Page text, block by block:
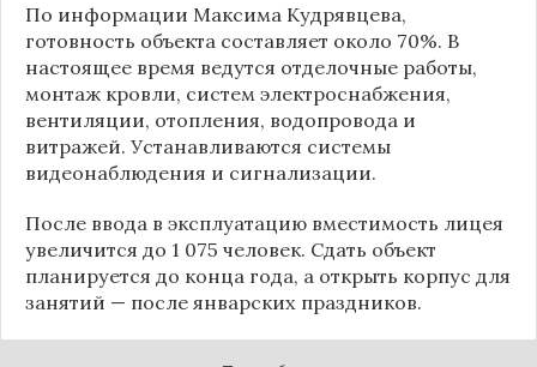
По информации Максима Кудрявцева,
готовность объекта составляет около 70%. В
настоящее время ведутся отделочные работы,
монтаж кровли, систем электроснабжения,
вентиляции, отопления, водопровода и
витражей. Устанавливаются системы
видеонаблюдения и сигнализации.
После ввода в эксплуатацию вместимость лицея
увеличится до 1 075 человек. Сдать объект
планируется до конца года, а открыть корпус для
занятий — после январских праздников.